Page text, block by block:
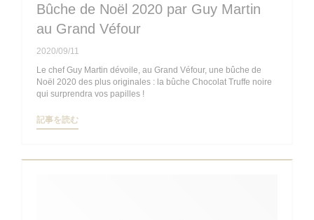
Bûche de Noël 2020 par Guy Martin
au Grand Véfour
2020/09/11
Le chef Guy Martin dévoile, au Grand Véfour, une bûche de
Noël 2020 des plus originales : la bûche Chocolat Truffe noire
qui surprendra vos papilles !
記事を読む((新しいウィンドウで開きます))